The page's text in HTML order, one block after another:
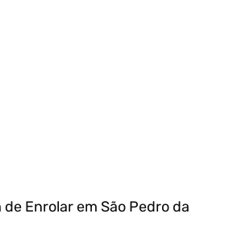
Enrolar em São Pedro da